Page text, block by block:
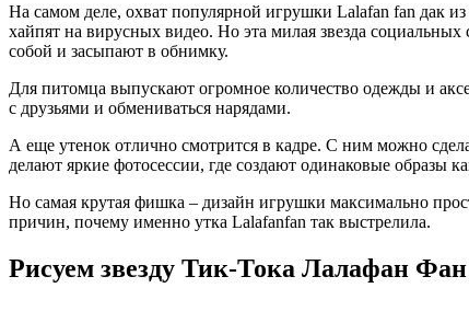
На самом деле, охват популярной игрушки Lalafan fan дак
хайпят на вирусных видео. Но эта милая звезда
собой и засыпают в обнимку.
Для питомца выпускают огромное количество одежды и
с друзьями и обмениваться нарядами.
А еще утенок отлично смотрится в кадре. С ним можно
делают яркие фотосессии, где создают одинаковые образы
Но самая крутая фишка – дизайн игрушки максимально
причин, почему именно утка Lalafanfan так выстрелила.
Рисуем звезду Тик-Тока Лалафан